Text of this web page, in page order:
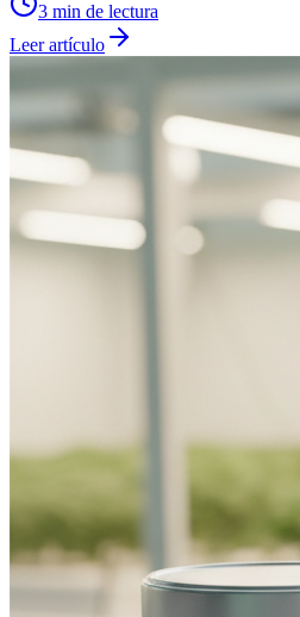
3 min de lectura
Leer artículo